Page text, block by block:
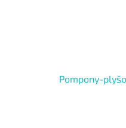
Pompony-